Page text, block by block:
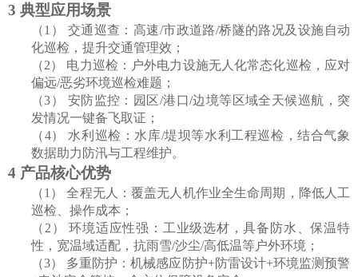
3 典型应用场景
（1） 交通巡查：高速/市政道路/桥隧的路况及设施自动
化巡检，提升交通管理效；
（2） 电力巡检：户外电力设施无人化常态化巡检，应对
偏远/恶劣环境巡检难题；
（3） 安防监控：园区/港口/边境等区域全天候巡航，突
发情况一键备飞取证；
（4） 水利巡检：水库/堤坝等水利工程巡检，结合气象
数据助力防汛与工程维护。
4 产品核心优势
（1）全程无人：覆盖无人机作业全生命周期，降低人工
巡检、操作成本；
（2）环境适应性强：工业级选材，具备防水、保温特
性，宽温域适配，抗雨雪/沙尘/高低温等户外环境；
（3） 多重防护：机械感应防护+防雷设计+环境监测预警